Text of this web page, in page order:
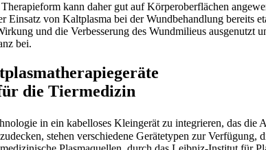
kann daher gut auf Körperoberflächen
von Kaltplasma bei der Wundbehandlung bereits
und die Verbesserung des Wundmilieus ausgenutzt
bei.
die Tiermedizin
in ein kabelloses Kleingerät zu integrieren, das die
stehen verschiedene Gerätetypen zur